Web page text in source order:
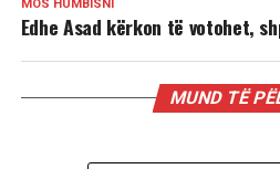
MOS HUMBISNI
Edhe Asad kërkon të votohet,
MUND TË